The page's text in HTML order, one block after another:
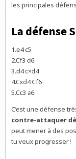
les principales
La défense
1.e4 c5
2.Cf3 d6
3.d4 c×d4
4.Cxd4 Cf6
5.Cc3 a6
C’est une défense
contre-attaquer
peut mener à des
tu veux progresser !